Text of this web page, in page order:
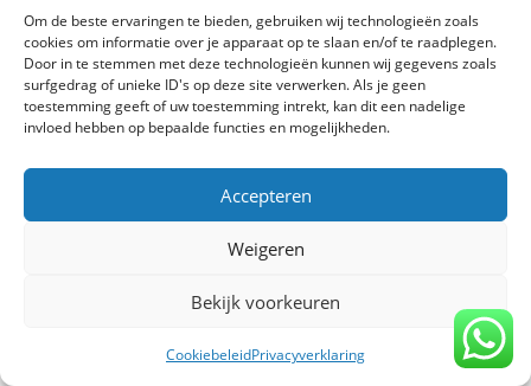
Om de beste ervaringen te bieden, gebruiken wij technologieën zoals
cookies om informatie over je apparaat op te slaan en/of te raadplegen.
Door in te stemmen met deze technologieën kunnen wij gegevens zoals
surfgedrag of unieke ID's op deze site verwerken. Als je geen
toestemming geeft of uw toestemming intrekt, kan dit een nadelige
invloed hebben op bepaalde functies en mogelijkheden.
Accepteren
Weigeren
Bekijk voorkeuren
CookiebeleidPrivacyverklaring
mensen pijn aan de polsen zodra ze hun handen op
de grond zetten. Vaak wordt gedacht dat opdrukken
simpelweg ‘niet...
Privacy verklaring-Algemene voorwaarden-
Copyright TrainBeter 2025 |Website design by
BeatsbySV